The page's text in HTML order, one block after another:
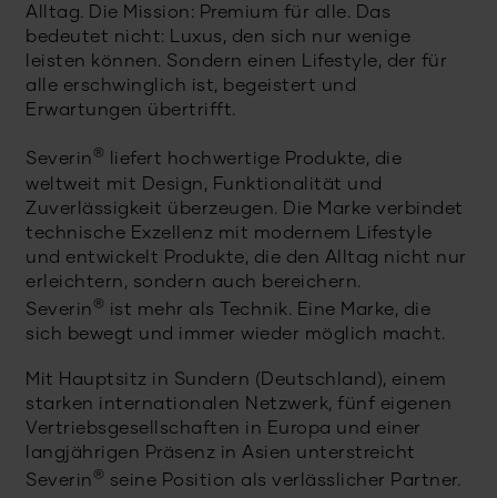
Alltag. Die Mission: Premium für alle. Das
bedeutet nicht: Luxus, den sich nur wenige
leisten können. Sondern einen Lifestyle, der für
alle erschwinglich ist, begeistert und
Erwartungen übertrifft.
Severin® liefert hochwertige Produkte, die
weltweit mit Design, Funktionalität und
Zuverlässigkeit überzeugen. Die Marke verbindet
technische Exzellenz mit modernem Lifestyle
und entwickelt Produkte, die den Alltag nicht nur
erleichtern, sondern auch bereichern.
Severin® ist mehr als Technik. Eine Marke, die
sich bewegt und immer wieder möglich macht.
Mit Hauptsitz in Sundern (Deutschland), einem
starken internationalen Netzwerk, fünf eigenen
Vertriebsgesellschaften in Europa und einer
langjährigen Präsenz in Asien unterstreicht
Severin® seine Position als verlässlicher Partner.